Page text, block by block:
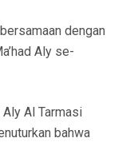
dengan
Aly se-
Aly Al Tarmasi
bahwa